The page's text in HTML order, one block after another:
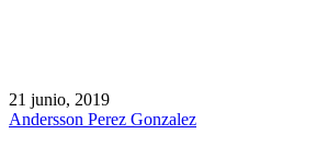
21 junio, 2019
Andersson Perez Gonzalez